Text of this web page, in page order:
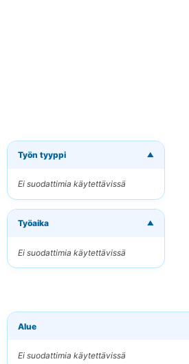
Työn tyyppi ▼
Ei suodattimia käytettävissä
Työaika ▼
Ei suodattimia käytettävissä
Alue
Ei suodattimia käytettävissä